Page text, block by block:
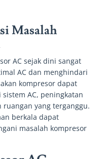
Masalah
AC sejak dini sangat
AC dan menghindari
kompresor dapat
AC, peningkatan
ruangan yang terganggu.
berkala dapat
masalah kompresor